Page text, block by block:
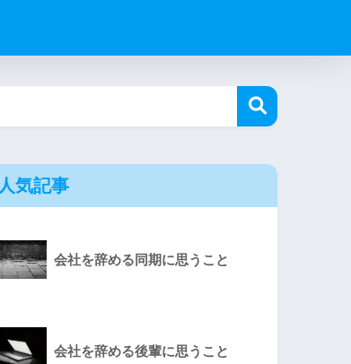
人気記事
会社を辞める同期に思うこと
会社を辞める後輩に思うこと